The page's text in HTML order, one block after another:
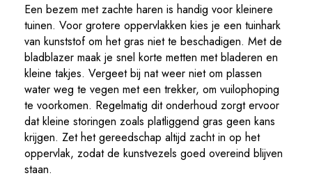
Een bezem met zachte haren is handig voor kleinere
tuinen. Voor grotere oppervlakken kies je een tuinhark
van kunststof om het gras niet te beschadigen. Met de
bladblazer maak je snel korte metten met bladeren en
kleine takjes. Vergeet bij nat weer niet om plassen
water weg te vegen met een trekker, om vuilophoping
te voorkomen. Regelmatig dit onderhoud zorgt ervoor
dat kleine storingen zoals platliggend gras geen kans
krijgen. Zet het gereedschap altijd zacht in op het
oppervlak, zodat de kunstvezels goed overeind blijven
staan.